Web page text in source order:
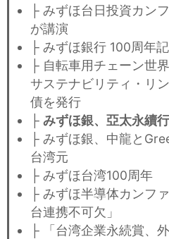
├ みずほ台日投資カン
が講演
├ みずほ銀行 100周年
├ 自転車用チェーン世
サステナビリティ・リ
債を発行
├ みずほ銀、亞太永續
├ みずほ銀、中龍と
台湾元
├ みずほ台湾100周年
├ みずほ半導体カンフ
台連携不可欠」
├ 「台湾企業永続賞、